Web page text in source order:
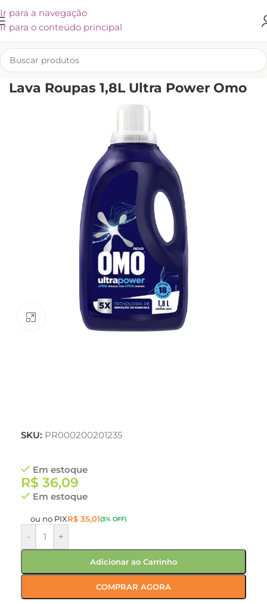
Ir para a navegação
Ir para o conteúdo principal
INÍCIO/LIMPEZA/CUIDADOS COM A ROUPA/LAVA ROUPAS
Lava Roupas 1,8L Ultra Power Omo
Clique para ampliar
SKU: PR000200201235
Em estoque
R$ 36,09
Em estoque
ou no PIXR$ 35,01(3% OFF)
- +
Adicionar ao Carrinho
COMPRAR AGORA